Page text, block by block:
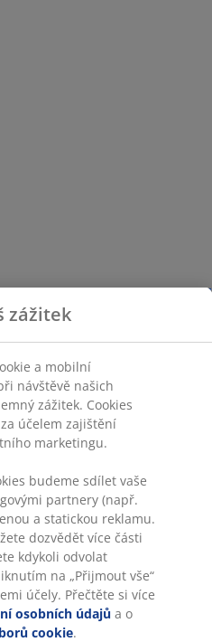
zážitek
a mobilní
návštěvě našich
zážitek. Cookies
účelem zajištění
marketingu.
budeme sdílet vaše
partnery (např.
a statickou reklamu.
dozvědět více části
kdykoli odvolat
na „Přijmout vše“
účely. Přečtěte si více
osobních údajů a o
cookie.